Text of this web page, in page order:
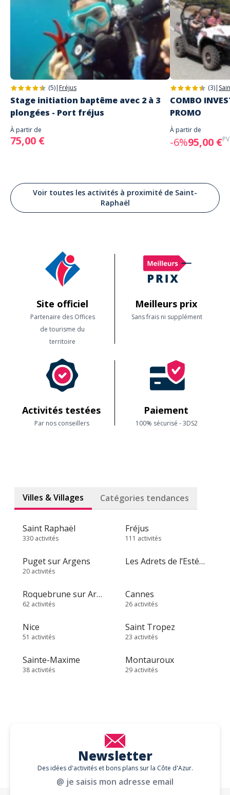
(5)| Fréjus
Stage initiation baptême avec 2 à 3
plongées - Port fréjus
À partir de
75,00 €
(3)|
COMBO
PROMO
À partir de
-6%95,00 €
Voir toutes les activités à proximité de Saint-
Raphaël
Site officiel
Partenaire des Offices
de tourisme du
territoire
Meilleurs prix
Sans frais ni supplément
Activités testées
Par nos conseillers
Paiement
100% sécurisé - 3DS2
Villes & Villages Catégories tendances
Saint Raphaël
330 activités
Fréjus
111 activités
Puget sur Argens
20 activités
Les Adrets de l’Estérel
Roquebrune sur Argens
62 activités
Cannes
26 activités
Nice
51 activités
Saint Tropez
23 activités
Sainte-Maxime
38 activités
Montauroux
29 activités
Newsletter
Des idées d'activités et bons plans sur la Côte d'Azur.
@ je saisis mon adresse email